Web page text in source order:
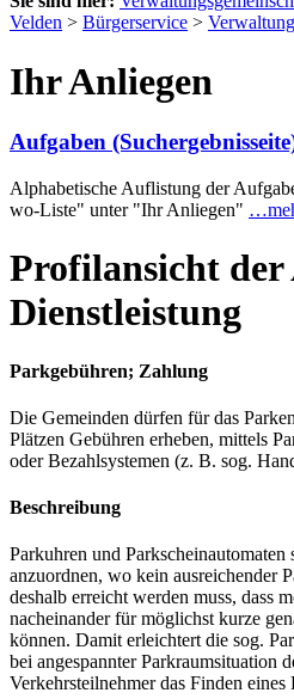
Velden > Bürgerservice > Verwaltung
Ihr Anliegen
Aufgaben
Alphabetische Auflistung der
wo-Liste" unter "Ihr Anliegen"
Profilansicht der
Dienstleistung
Parkgebühren; Zahlung
Die Gemeinden dürfen für das
Plätzen Gebühren erheben, mittels
oder Bezahlsystemen (z. B. sog.
Beschreibung
Parkuhren und
anzuordnen, wo kein ausreichender
deshalb erreicht werden muss, dass
nacheinander für möglichst kurze
können. Damit erleichtert die sog.
bei angespannter Parkraumsituation
Verkehrsteilnehmer das Finden eines